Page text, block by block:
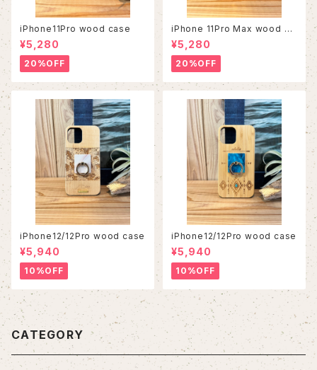
iPhone11Pro wood case
¥5,280
20%OFF
iPhone 11Pro Max wood ca
se
¥5,280
20%OFF
iPhone12/12Pro wood case
¥5,940
10%OFF
iPhone12/12Pro wood case
¥5,940
10%OFF
CATEGORY